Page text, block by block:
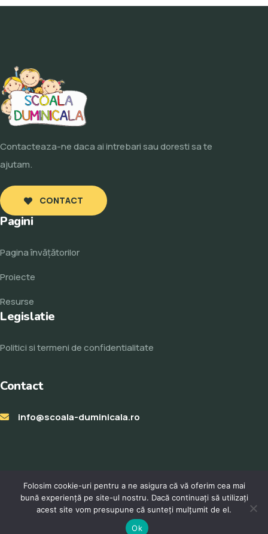
Contacteaza-ne daca ai intrebari sau doresti sa te
ajutam.
CONTACT
Pagini
Pagina învăţătorilor
Proiecte
Resurse
Legislatie
Politici si termeni de confidentialitate
Contact
info@scoala-duminicala.ro
© Toate drepturile rezervate 2023. Realizat de
Folosim cookie-uri pentru a ne asigura că vă oferim cea mai
bună experiență pe site-ul nostru. Dacă continuați să utilizați
acest site vom presupune că sunteți mulțumit de el.
Ok